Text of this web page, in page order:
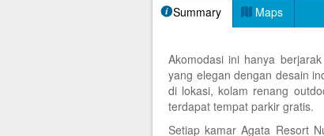
Summary Maps
Akomodasi ini hanya
yang elegan dengan desain
di lokasi, kolam renang
terdapat tempat parkir gratis.
Setiap kamar Agata Resort